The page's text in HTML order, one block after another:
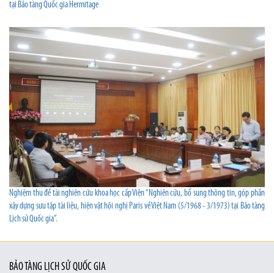
tại Bảo tàng Quốc gia Hermitage
Nghiệm thu đề tài nghiên cứu khoa học cấp Viện “Nghiên cứu, bổ sung thông tin, góp phần
xây dựng sưu tập tài liệu, hiện vật hội nghị Paris về Việt Nam (5/1968 - 3/1973) tại Bảo tàng
Lịch sử Quốc gia”.
BẢO TÀNG LỊCH SỬ QUỐC GIA